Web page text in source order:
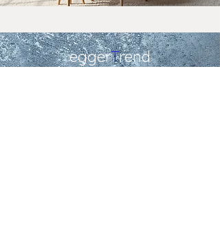
eggerTrend